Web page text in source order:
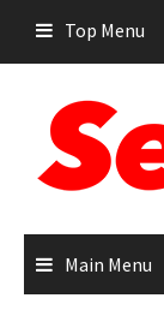
content
Top Menu
Main Menu